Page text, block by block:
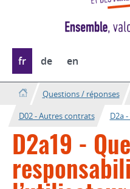
Changer
de
langue
fr de en
Questions / réponses
D02 - Autres contrats
D2a
D2a19 -